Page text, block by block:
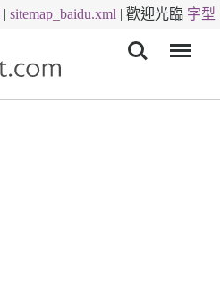
| sitemap_baidu.xml | 歡迎光臨 字型